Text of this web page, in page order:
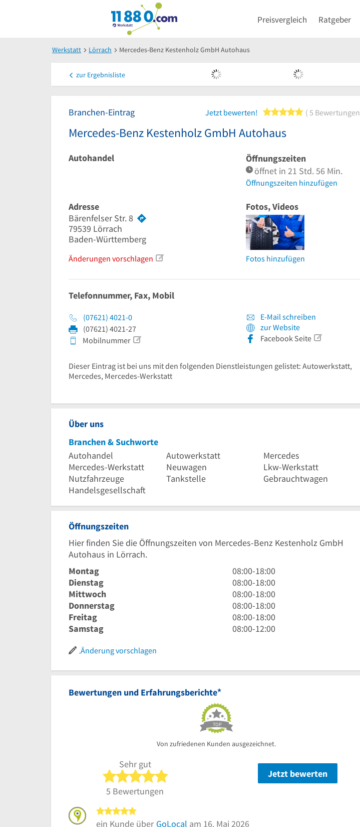
Preisvergleich Ratgeber
Werkstatt Lörrach Mercedes-Benz Kestenholz GmbH Autohaus
zur Ergebnisliste
Branchen-Eintrag Jetzt bewerten! 5 von 5 Sternen
5 Bewertungen
Mercedes-Benz Kestenholz GmbH Autohaus
Autohandel
Öffnungszeiten
öffnet in 21 Std. 56 Min.
Öffnungszeiten hinzufügen
Adresse
Bärenfelser Str. 8
79539 Lörrach
Baden-Württemberg
Änderungen vorschlagen
Fotos, Videos
Fotos hinzufügen
Telefonnummer, Fax, Mobil
(07621) 4021-0
(07621) 4021-27
Mobilnummer
E-Mail schreiben
zur Website
Facebook Seite
Dieser Eintrag ist bei uns mit den folgenden Dienstleistungen gelistet: Autowerkstatt,
Mercedes, Mercedes-Werkstatt
Über uns
Branchen & Suchworte
Autohandel
Autowerkstatt
Mercedes
Mercedes-Werkstatt
Neuwagen
Lkw-Werkstatt
Nutzfahrzeuge
Tankstelle
Gebrauchtwagen
Handelsgesellschaft
Öffnungszeiten
Hier finden Sie die Öffnungszeiten von Mercedes-Benz Kestenholz GmbH
Autohaus in Lörrach.
Montag
8
Uhr
bis
18
Uhr
08:00-18:00
Dienstag
8
Uhr
bis
18
Uhr
08:00-18:00
Mittwoch
8
Uhr
bis
18
08:00-18:00
Donnerstag
8
Uhr
bis
08:00-18:00
Freitag
8
Uhr
08:00-18:00
Samstag
8
Uhr
08:00-12:00
Änderung vorschlagen
Bewertungen und Erfahrungsberichte*
TOP
Von zufriedenen Kunden ausgezeichnet.
Sehr gut
5 von 5 Sternen
5 Bewertungen
Jetzt bewerten
ein Kunde über GoLocal am 16. Mai 2026